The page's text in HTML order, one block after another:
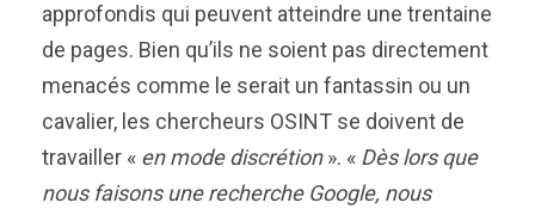
approfondis qui peuvent atteindre une trentaine
de pages. Bien qu’ils ne soient pas directement
menacés comme le serait un fantassin ou un
cavalier, les chercheurs OSINT se doivent de
travailler « en mode discrétion». « Dès lors que
nous faisons une recherche Google, nous